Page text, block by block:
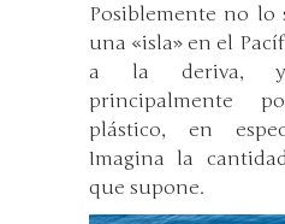
Posiblemente no lo
una «isla» en el
a la deriva, y
principalmente
plástico, en
Imagina la
que supone.